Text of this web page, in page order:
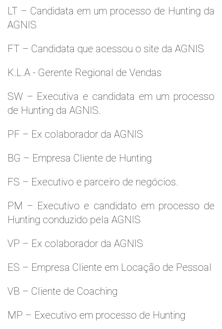
LT – Candidata em um processo de Hunting da
AGNIS
FT – Candidata que acessou o site da AGNIS
K.L.A - Gerente Regional de Vendas
SW – Executiva e candidata em um processo
de Hunting da AGNIS.
PF – Ex colaborador da AGNIS
BG – Empresa Cliente de Hunting
FS – Executivo e parceiro de negócios.
PM – Executivo e candidato em processo de
Hunting conduzido pela AGNIS
VP – Ex colaborador da AGNIS
ES – Empresa Cliente em Locação de Pessoal
VB – Cliente de Coaching
MP – Executivo em processo de Hunting